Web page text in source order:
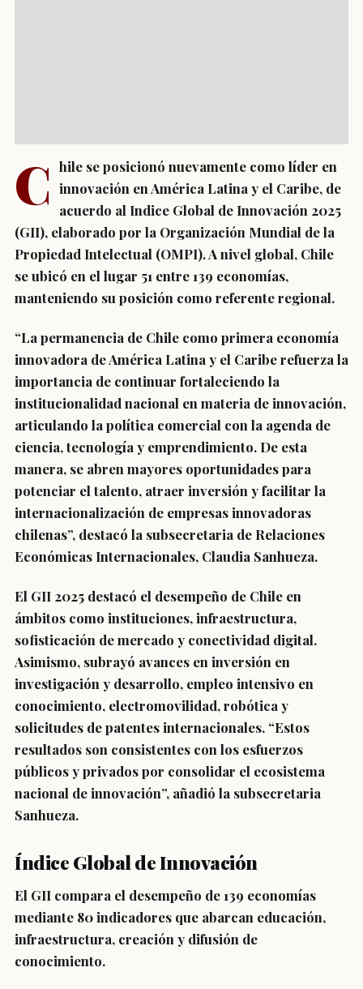
C hile se posicionó nuevamente como líder en
innovación en América Latina y el Caribe, de
acuerdo al Indice Global de Innovación 2025
(GII), elaborado por la Organización Mundial de la
Propiedad Intelectual (OMPI). A nivel global, Chile
se ubicó en el lugar 51 entre 139 economías,
manteniendo su posición como referente regional.
“La permanencia de Chile como primera economía
innovadora de América Latina y el Caribe refuerza la
importancia de continuar fortaleciendo la
institucionalidad nacional en materia de innovación,
articulando la política comercial con la agenda de
ciencia, tecnología y emprendimiento. De esta
manera, se abren mayores oportunidades para
potenciar el talento, atraer inversión y facilitar la
internacionalización de empresas innovadoras
chilenas”, destacó la subsecretaria de Relaciones
Económicas Internacionales, Claudia Sanhueza.
El GII 2025 destacó el desempeño de Chile en
ámbitos como instituciones, infraestructura,
sofisticación de mercado y conectividad digital.
Asimismo, subrayó avances en inversión en
investigación y desarrollo, empleo intensivo en
conocimiento, electromovilidad, robótica y
solicitudes de patentes internacionales. “Estos
resultados son consistentes con los esfuerzos
públicos y privados por consolidar el ecosistema
nacional de innovación”, añadió la subsecretaria
Sanhueza.
Índice Global de Innovación
El GII compara el desempeño de 139 economías
mediante 80 indicadores que abarcan educación,
infraestructura, creación y difusión de
conocimiento.